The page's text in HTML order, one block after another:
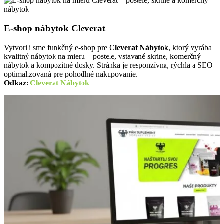
E-shop nábytok Cleverat
Vytvorili sme funkčný e-shop pre Cleverat Nábytok, ktorý vyrába
kvalitný nábytok na mieru – postele, vstavané skrine, komerčný
nábytok a kompozitné dosky. Stránka je responzívna, rýchla a SEO
optimalizovaná pre pohodlné nakupovanie.
Odkaz: Cleverat Nábytok